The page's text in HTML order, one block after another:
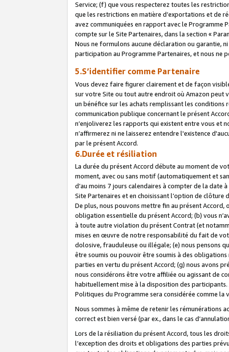
Service; (f) que vous respecterez toutes les
que les restrictions en matière d’exportations et de
avez communiquées en rapport avec le Programme
compte sur le Site Partenaires, dans la section «
Nous ne formulons aucune déclaration ou garantie,
participation au Programme Partenaires, et nous ne
5.S’identifier comme Partenaire
Vous devez faire figurer clairement et de façon
sur votre Site ou tout autre endroit où Amazon peut
un bénéfice sur les achats remplissant les
communication publique concernant le présent
n’enjoliverez les rapports qui existent entre vous et
n’affirmerez ni ne laisserez entendre l'existence
par le présent Accord.
6.Durée et résiliation
La durée du présent Accord débute au moment de
moment, avec ou sans motif (automatiquement et
d’au moins 7 jours calendaires à compter de la date
Site Partenaires et en choisissant l’option de clôture
De plus, nous pouvons mettre fin au présent Accord,
obligation essentielle du présent Accord; (b) vous
à toute autre violation du présent Contrat (et
mises en œuvre de notre responsabilité du fait de
dolosive, frauduleuse ou illégale; (e) nous pensons
être soumis ou pouvoir être soumis à des obligations
parties en vertu du présent Accord; (g) nous avons
nous considérons être votre affiliée ou agissant de
habituellement mise à la disposition des
Politiques du Programme sera considérée comme
Nous sommes à même de retenir les rémunérations
correct est bien versé (par ex., dans le cas
Lors de la résiliation du présent Accord, tous les
l’exception des droits et obligations des parties